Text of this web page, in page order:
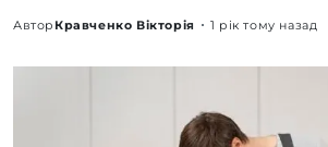
Автор Кравченко Вікторія 1 рік тому назад